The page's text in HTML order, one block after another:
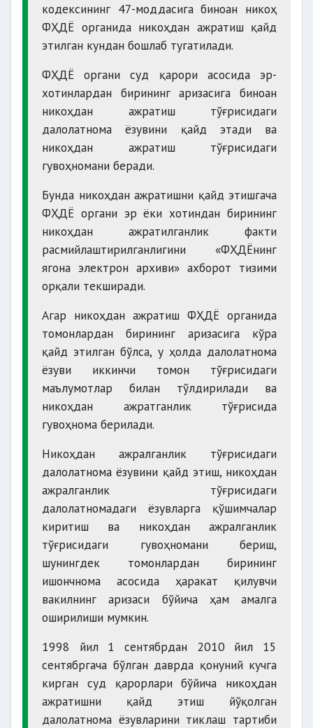
кодексининг 47-моддасига биноан никоҳ
ФҲДЁ органида никоҳдан ажратиш қайд
этилган кундан бошлаб тугатилади.
ФҲДЁ органи суд қарори асосида эр-
хотинлардан бирининг аризасига биноан
никоҳдан ажратиш тўғрисидаги
далолатнома ёзувини қайд этади ва
никоҳдан ажратиш тўғрисидаги
гувоҳномани беради.
Бунда никоҳдан ажратишни қайд этишгача
ФҲДЁ органи эр ёки хотиндан бирининг
никоҳдан ажратилганлик факти
расмийлаштирилганлигини «ФҲДЁнинг
ягона электрон архиви» ахборот тизими
орқали текширади.
Агар никоҳдан ажратиш ФҲДЁ органида
томонлардан бирининг аризасига кўра
қайд этилган бўлса, у ҳолда далолатнома
ёзуви иккинчи томон тўғрисидаги
маълумотлар билан тўлдирилади ва
никоҳдан ажратганлик тўғрисида
гувоҳнома берилади.
Никоҳдан ажралганлик тўғрисидаги
далолатнома ёзувини қайд этиш, никоҳдан
ажралганлик тўғрисидаги
далолатномадаги ёзувларга қўшимчалар
киритиш ва никоҳдан ажралганлик
тўғрисидаги гувоҳномани бериш,
шунингдек томонлардан бирининг
ишончнома асосида ҳаракат қилувчи
вакилнинг аризаси бўйича ҳам амалга
оширилиши мумкин.
1998 йил 1 сентябрдан 2010 йил 15
сентябргача бўлган даврда қонуний кучга
кирган суд қарорлари бўйича никоҳдан
ажратишни қайд этиш йўқолган
далолатнома ёзувларини тиклаш тартиби